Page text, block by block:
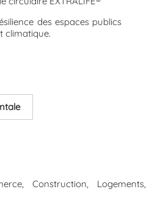
des espaces publics
climatique.
Construction
Logements